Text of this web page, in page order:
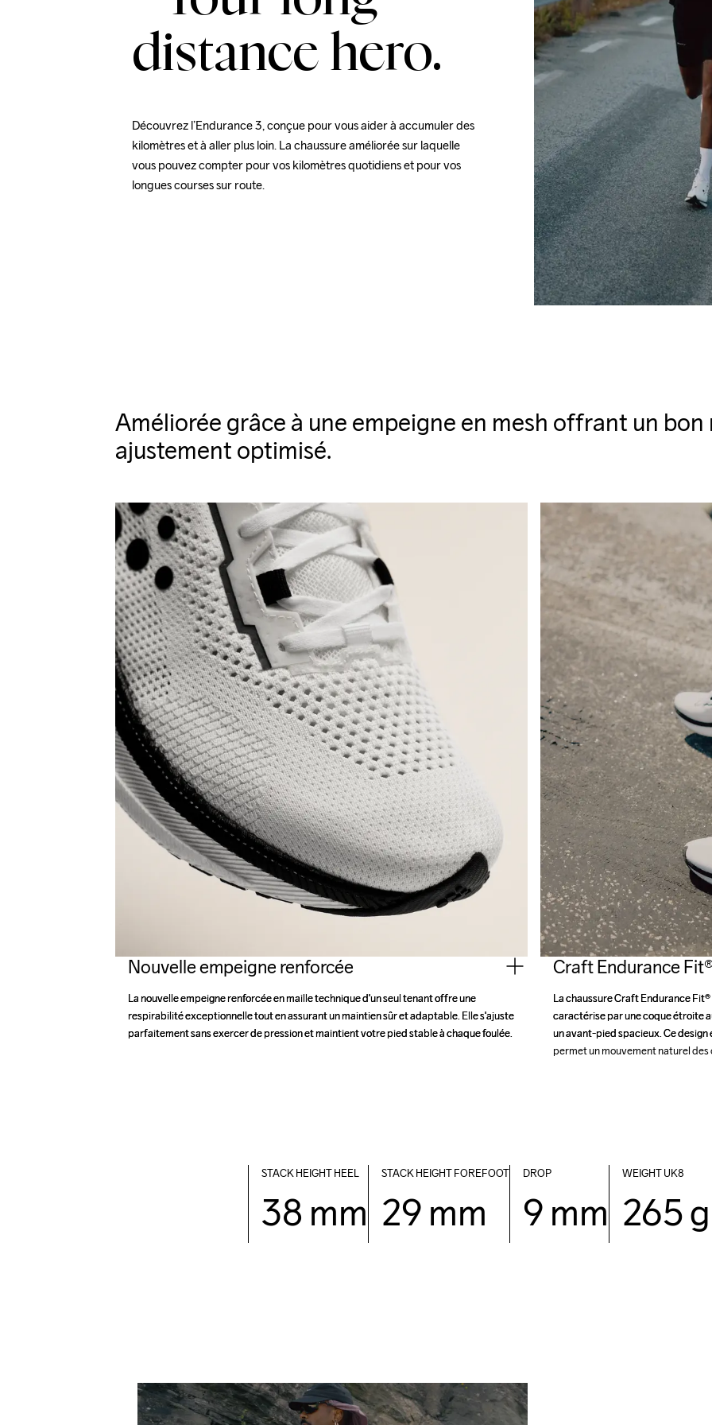
distance hero.
Découvrez l’Endurance 3, conçue pour vous aider à accumuler des
kilomètres et à aller plus loin. La chaussure améliorée sur laquelle
vous pouvez compter pour vos kilomètres quotidiens et pour vos
longues courses sur route.
Améliorée grâce à une empeigne en mesh offrant un
ajustement optimisé.
Nouvelle empeigne renforcée
La nouvelle empeigne renforcée en maille technique d'un seul tenant offre une
respirabilité exceptionnelle tout en assurant un maintien sûr et adaptable. Elle s'ajuste
parfaitement sans exercer de pression et maintient votre pied stable à chaque foulée.
La nouvelle empeigne renforcée en maille technique d'un seul tenant offre une
respirabilité exceptionnelle tout en assurant un maintien sûr et adaptable. Elle s'ajuste
parfaitement sans exercer de pression et maintient votre pied stable à chaque foulée.
Craft Endurance
La chaussure Craft Endurance
caractérise par une coque étroite
un avant-pied spacieux. Ce
permet un mouvement naturel
La chaussure Craft Endurance
caractérise par une coque étroite
un avant-pied spacieux. Ce
permet un mouvement naturel
STACK HEIGHT HEEL
38 mm
STACK HEIGHT FOREFOOT
29 mm
DROP
9 mm
WEIGHT UK8
265 g